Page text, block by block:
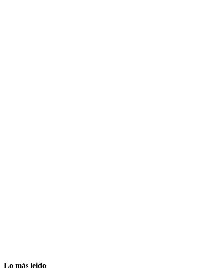
Lo más leido